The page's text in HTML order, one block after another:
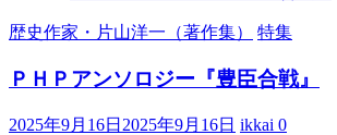
歴史作家・片山洋一（著作集） 特集
ＰＨＰアンソロジー『豊臣合戦』
2025年9月16日 2025年9月16日 ikkai 0